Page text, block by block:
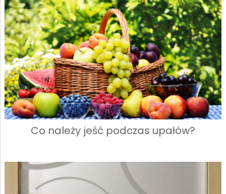
Co należy jeść podczas upałów?